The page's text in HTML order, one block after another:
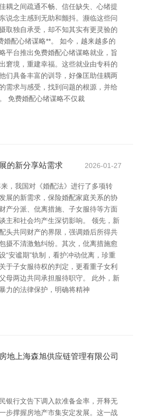
耦之间疏通不畅、信任缺失、心绪提
说念主感到无助和颤抖。濒临这些问
取独自承受，却不知其实有更灵验的
配心绪谋略**。 如今，越来越多的
平台推出免费婚配心绪谋略就业，旨
窘境，重建幸福。这些就业由专科的
们具备丰富的训导，好像匡助佳耦两
需求与感受，找到问题的根源，并给
免费婚配心绪谋略不仅裁
的新分享站需求 2026-01-27
，我国对《婚配法》进行了多项转
展的新需求，保险婚配家庭关系的协
产分派、仳离措施、子女服待等方面
主和社会均产生深切影响。 领先，新
头共同财产的界限，强调婚后所得共
摄不清激勉纠纷。其次，仳离措施愈
“安谧期”轨制，看护冲动仳离，珍重
于子女服待权的判定，更看重子女利
母两边共同承担服待职守。 此外，新
力的法律保护，明确将精神
地上海森旭供应链管理有限公司
银行文告下调入款准备金率，开释无
步撑握房地产市集安定发展。这一战